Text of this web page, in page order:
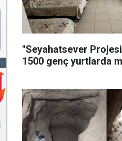
"Seyahatsever
1500 genç yurtlarda